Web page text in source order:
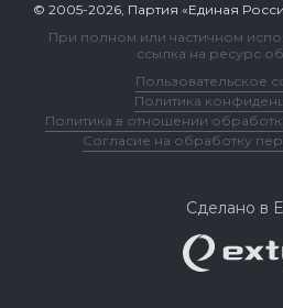
© 2005-2026, Партия «Единая
При полном или частичном
ссылка на ресурс
Пользовательское
Политика
Политика в отношении
Согласие на обработку
Сделано в